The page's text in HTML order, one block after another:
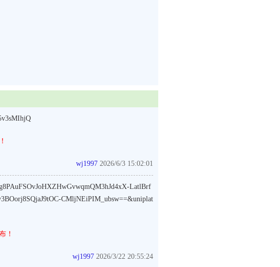
wj1997 2026/6/3 15:02:01
LatlBrf
CMljNEiPIM_ubsw==&uniplat
！
wj1997 2026/3/22 20:55:24